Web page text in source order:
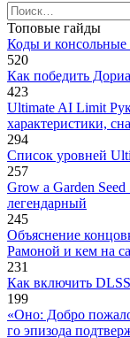
Search
for:
Топовые гайды
Коды и консольные
520
Как победить
423
Ultimate AI Limit
характеристики,
294
Список уровней
257
Grow a Garden
легендарный
245
Объяснение
Рамоной и кем на
231
Как включить
199
«Оно: Добро
го эпизода